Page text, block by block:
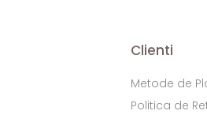
Clienti
Metode de
Politica de